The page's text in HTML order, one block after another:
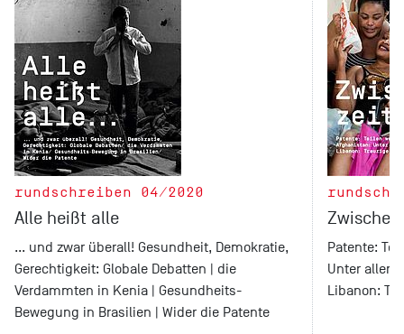
rundschreiben 04/2020
Alle heißt alle
... und zwar überall! Gesundheit, Demokratie,
Gerechtigkeit: Globale Debatten | die
Verdammten in Kenia | Gesundheits-
Bewegung in Brasilien | Wider die Patente
Patente:
Unter allen
Libanon: